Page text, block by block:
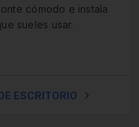
cómodo e instala
sueles usar.
ESCRITORIO